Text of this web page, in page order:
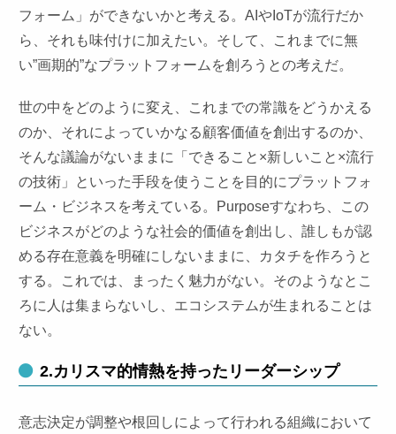
フォーム」ができないかと考える。AIやIoTが流行だか
ら、それも味付けに加えたい。そして、これまでに無
い”画期的”なプラットフォームを創ろうとの考えだ。
世の中をどのように変え、これまでの常識をどうかえる
のか、それによっていかなる顧客価値を創出するのか、
そんな議論がないままに「できること×新しいこと×流行
の技術」といった手段を使うことを目的にプラットフォ
ーム・ビジネスを考えている。Purposeすなわち、この
ビジネスがどのような社会的価値を創出し、誰しもが認
める存在意義を明確にしないままに、カタチを作ろうと
する。これでは、まったく魅力がない。そのようなとこ
ろに人は集まらないし、エコシステムが生まれることは
ない。
2.カリスマ的情熱を持ったリーダーシップ
意志決定が調整や根回しによって行われる組織において